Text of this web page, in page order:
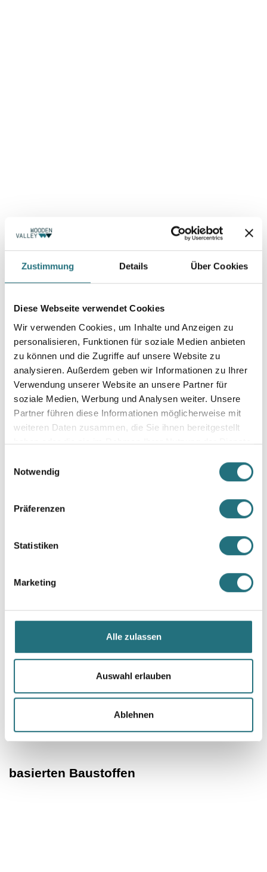
Zustimmung Details Über Cookies
Diese Webseite verwendet Cookies
Wir verwenden Cookies, um Inhalte und Anzeigen zu
personalisieren, Funktionen für soziale Medien anbieten
zu können und die Zugriffe auf unsere Website zu
analysieren. Außerdem geben wir Informationen zu Ihrer
Verwendung unserer Website an unsere Partner für
soziale Medien, Werbung und Analysen weiter. Unsere
Partner führen diese Informationen möglicherweise mit
weiteren Daten zusammen, die Sie ihnen bereitgestellt
haben oder die sie im Rahmen Ihrer Nutzung der Dienste
Notwendig
Präferenzen
Statistiken
Marketing
Alle zulassen
Auswahl erlauben
Ablehnen
•storage•
Services
CO₂-SPEICHERZERTIFIKATE
basierten Baustoffen